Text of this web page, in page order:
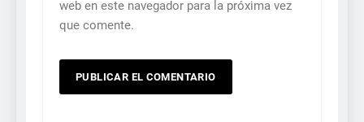
web en este navegador para la próxima vez
que comente.